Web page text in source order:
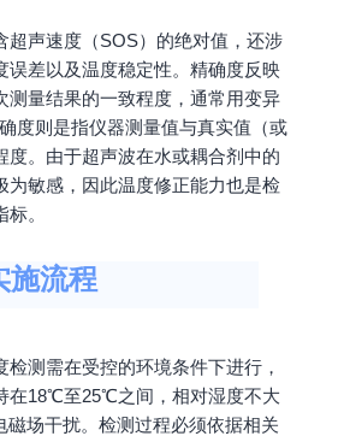
超声速度（SOS）的绝对值，还涉
误差以及温度稳定性。精确度反映
测量结果的一致程度，通常用变异
度则是指仪器测量值与真实值（或
度。由于超声波在水或耦合剂中的
为敏感，因此温度修正能力也是检
。
施流程
检测需在受控的环境条件下进行，
在18℃至25℃之间，相对湿度不大
磁场干扰。检测过程必须依据相关